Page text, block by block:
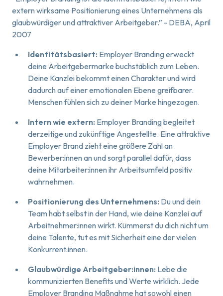
extern wirksame Positionierung eines Unternehmens als
glaubwürdiger und attraktiver Arbeitgeber.” - DEBA, April
2007
Identitätsbasiert: Employer Branding erweckt
deine Arbeitgebermarke buchstäblich zum Leben.
Deine Kanzlei bekommt einen Charakter und wird
dadurch auf einer emotionalen Ebene greifbarer.
Menschen fühlen sich zu deiner Marke hingezogen.
Intern wie extern: Employer Branding begleitet
derzeitige und zukünftige Angestellte. Eine attraktive
Employer Brand zieht eine größere Zahl an
Bewerber:innen an und sorgt parallel dafür, dass
deine Mitarbeiter:innen ihr Arbeitsumfeld positiv
wahrnehmen.
Positionierung des Unternehmens: Du und dein
Team habt selbst in der Hand, wie deine Kanzlei auf
Arbeitnehmer:innen wirkt. Kümmerst du dich nicht um
deine Talente, tut es mit Sicherheit eine der vielen
Konkurrent:innen.
Glaubwürdige Arbeitgeber:innen: Lebe die
kommunizierten Benefits und Werte wirklich. Jede
Employer Branding Maßnahme hat sowohl einen